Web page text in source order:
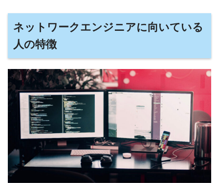
ネットワークエンジニアに向いている
人の特徴